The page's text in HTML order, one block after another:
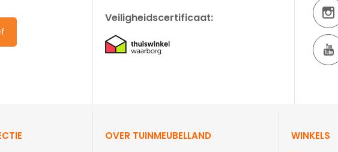
Veiligheidscertificaat:
OVER TUINMEUBELLAND
WINKELS